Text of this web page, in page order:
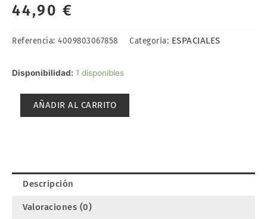
44,90 €
Referencia: 4009803067858 Categoría: ESPACIALES
Disponibilidad: 1 disponibles
REVELL
cantidad
AÑADIR AL CARRITO
Descripción
Valoraciones (0)